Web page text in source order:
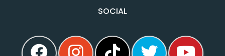
SOCIAL